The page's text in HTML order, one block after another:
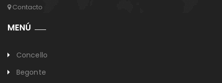
Contacto
MENÚ
Concello
Begonte